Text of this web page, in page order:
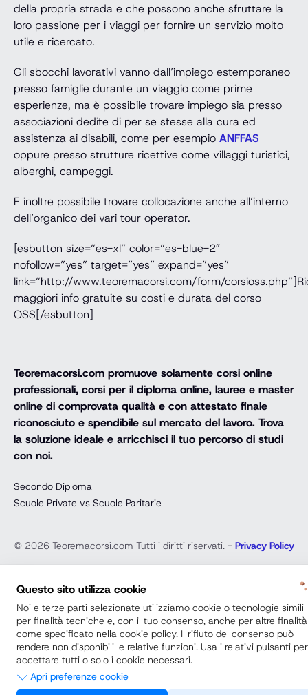
della propria strada e che possono anche sfruttare la
loro passione per i viaggi per fornire un servizio molto
utile e ricercato.
Gli sbocchi lavorativi vanno dall’impiego estemporaneo
presso famiglie durante un viaggio come prime
esperienze, ma è possibile trovare impiego sia presso
associazioni dedite di per se stesse alla cura ed
assistenza ai disabili, come per esempio ANFFAS
oppure presso strutture ricettive come villaggi turistici,
alberghi, campeggi.
E inoltre possibile trovare collocazione anche all’interno
dell’organico dei vari tour operator.
[esbutton size=”es-xl” color=”es-blue-2″
nofollow=”yes” target=”yes” expand=”yes”
link=”http://www.teoremacorsi.com/form/
maggiori info gratuite su costi e durata del corso
OSS[/esbutton]
Teoremacorsi.com promuove solamente corsi online
professionali, corsi per il diploma online, lauree e master
online di comprovata qualità e con attestato finale
riconosciuto e spendibile sul mercato del lavoro. Trova
la soluzione ideale e arricchisci il tuo percorso di studi
con noi.
Secondo Diploma
Scuole Private vs Scuole Paritarie
© 2026 Teoremacorsi.com Tutti i diritti riservati. - Privacy Policy
Questo sito utilizza cookie
Noi e terze parti selezionate utilizziamo cookie o tecnologie simili
per finalità tecniche e, con il tuo consenso, anche per altre finalità
come specificato nella cookie policy. Il rifiuto del consenso può
rendere non disponibili le relative funzioni. Usa i relativi pulsanti per
accettare tutti o solo i cookie necessari.
Apri preferenze cookie